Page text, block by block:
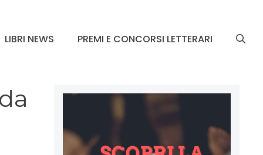
LIBRI NEWS PREMI E CONCORSI LETTERARI